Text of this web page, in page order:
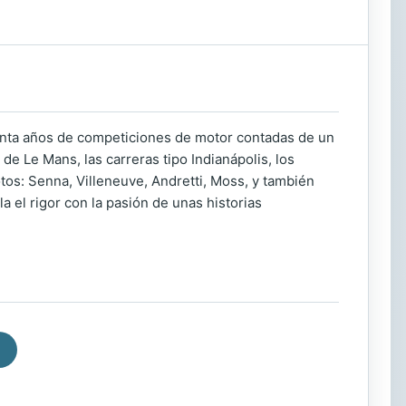
años de competiciones de motor contadas de un
Le Mans, las carreras tipo Indianápolis, los
Senna, Villeneuve, Andretti, Moss, y también
el rigor con la pasión de unas historias